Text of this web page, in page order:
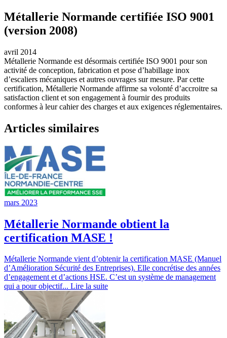
Métallerie Normande certifiée ISO 9001
(version 2008)
avril 2014
Métallerie Normande est désormais certifiée ISO 9001 pour son
activité de conception, fabrication et pose d’habillage inox
d’escaliers mécaniques et autres ouvrages sur mesure. Par cette
certification, Métallerie Normande affirme sa volonté d’accroitre sa
satisfaction client et son engagement à fournir des produits
conformes à leur cahier des charges et aux exigences réglementaires.
Articles similaires
mars 2023
Métallerie Normande obtient la
certification MASE !
Métallerie Normande vient d’obtenir la certification MASE (Manuel
d’Amélioration Sécurité des Entreprises). Elle concrétise des années
d’engagement et d’actions HSE. C’est un système de management
qui a pour objectif... Lire la suite